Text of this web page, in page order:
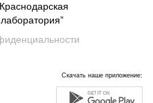
Скачать наше приложение: